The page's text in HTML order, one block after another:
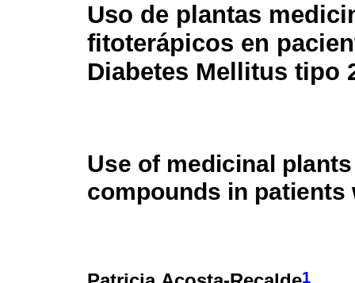
Uso de plantas
fitoterápicos en
Diabetes Mellitus tipo
Use of medicinal
compounds in patients
1